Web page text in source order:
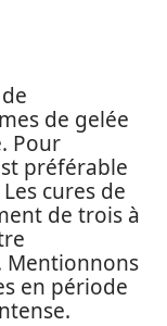
de gelée
Pour
préférable
cures de
de trois à
Mentionnons
en période